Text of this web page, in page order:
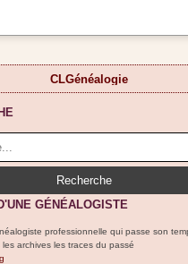
CLGénéalogie
GÉNÉALOGISTE
professionnelle qui passe son
archives les traces du passé